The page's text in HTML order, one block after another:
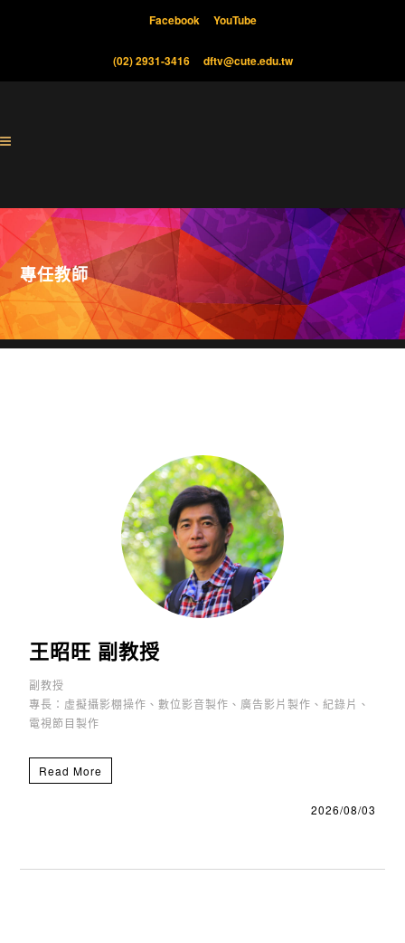
Facebook YouTube
(02) 2931-3416 dftv@cute.edu.tw
專任教師
王昭旺 副教授
副教授
專長：虛擬攝影棚操作、數位影音製作、廣告影片製作、紀錄片、
電視節目製作
Read More
2026/08/03